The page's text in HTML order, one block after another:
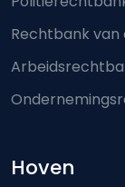
Rechtbank
Hoven